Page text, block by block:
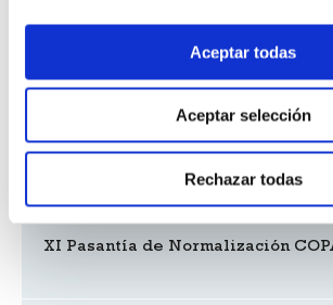
Aceptar todas
Aceptar selección
Rechazar todas
Internacional
Impulso a las exportaciones
Día Mundial de la Normalización
XI Pasantía de Normalización